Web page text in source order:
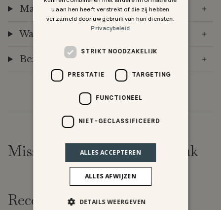
Materiaal & certificering
Warning
Bezorging & Retourneren
Misschien vind je dit ook leuk
Recent bekeken
u aan hen heeft verstrekt of die zij hebben
verzameld door uw gebruik van hun diensten.
Privacybeleid
STRIKT NOODZAKELIJK
PRESTATIE TARGETING
FUNCTIONEEL
NIET-GECLASSIFICEERD
ALLES ACCEPTEREN
ALLES AFWIJZEN
DETAILS WEERGEVEN